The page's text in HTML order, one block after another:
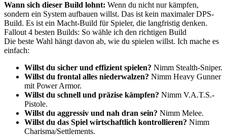
Wann sich dieser Build lohnt: Wenn du nicht nur kämpfen,
sondern ein System aufbauen willst. Das ist kein maximaler DPS-
Build. Es ist ein Macht-Build für Spieler, die langfristig denken.
Fallout 4 besten Builds: So wähle ich den richtigen Build
Die beste Wahl hängt davon ab, wie du spielen willst. Ich mache es
einfach:
Willst du sicher und effizient spielen? Nimm Stealth-Sniper.
Willst du frontal alles niederwalzen? Nimm Heavy Gunner
mit Power Armor.
Willst du schnell und präzise kämpfen? Nimm V.A.T.S.-
Pistole.
Willst du aggressiv und nah dran sein? Nimm Melee.
Willst du das Spiel wirtschaftlich kontrollieren? Nimm
Charisma/Settlements.